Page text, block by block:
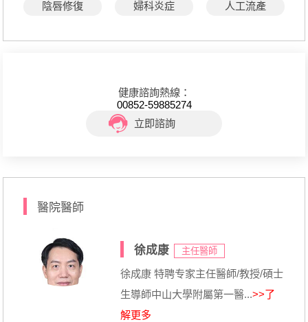
陰唇修復 婦科炎症 人工流產
健康諮詢熱線：
00852-59885274
立即諮詢
醫院醫師
徐成康 主任醫師
徐成康 特聘专家主任醫師/教授/碩士
生導師中山大學附屬第一醫...>>了
解更多